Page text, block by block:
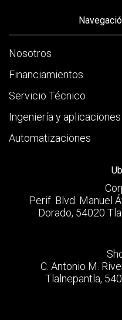
Nosotros
Financiamientos
Servicio Técnico
Ingeniería y aplicaciones
Automatizaciones
Perif. Blvd. Manuel
Dorado, 54020
C. Antonio M.
Tlalnepantla,